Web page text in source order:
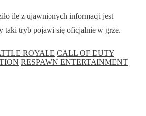
ile z ujawnionych informacji jest
taki tryb pojawi się oficjalnie w grze.
ROYALE CALL OF DUTY
RESPAWN ENTERTAINMENT